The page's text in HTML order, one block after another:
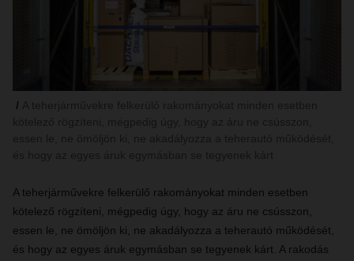
A teherjárművekre felkerülő rakományokat minden esetben
kötelező rögzíteni, mégpedig úgy, hogy az áru ne csússzon,
essen le, ne ömöljön ki, ne akadályozza a teherautó működését,
és hogy az egyes áruk egymásban se tegyenek kárt. A rakodás